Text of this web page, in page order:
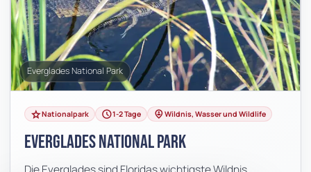
Everglades National Park
gradeNationalpark schedule1-2 Tage person_pin_circleWildnis, Wasser und Wildlife
Everglades National Park